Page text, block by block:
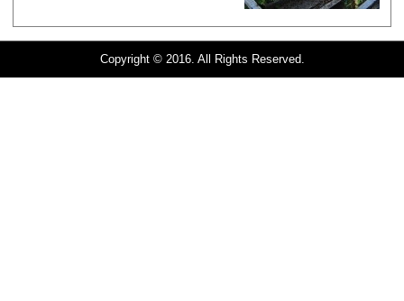
Copyright © 2016. All Rights Reserved.